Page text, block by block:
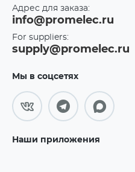
Адрес для заказа:
info@promelec.ru
For suppliers:
supply@promelec.ru
Мы в соцсетях
Наши приложения